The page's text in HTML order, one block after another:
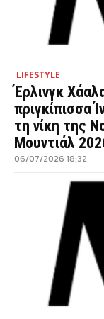
LIFESTYLE
Έρλινγκ
πριγκίπισσα
τη νίκη της
Μουντιάλ
06/07/2026 18:32